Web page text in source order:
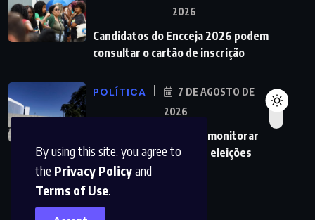
By using this site, you agree to
the Privacy Policyand
Terms of Use.
2026
Candidatos do Encceja 2026 podem
consultar o cartão de inscrição
POLÍTICA
7 DE AGOSTO DE
2026
TSE cria conselho para monitorar
desinformação e IA nas eleições